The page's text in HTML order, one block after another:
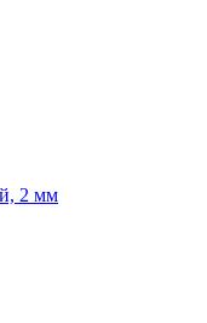
2 мм